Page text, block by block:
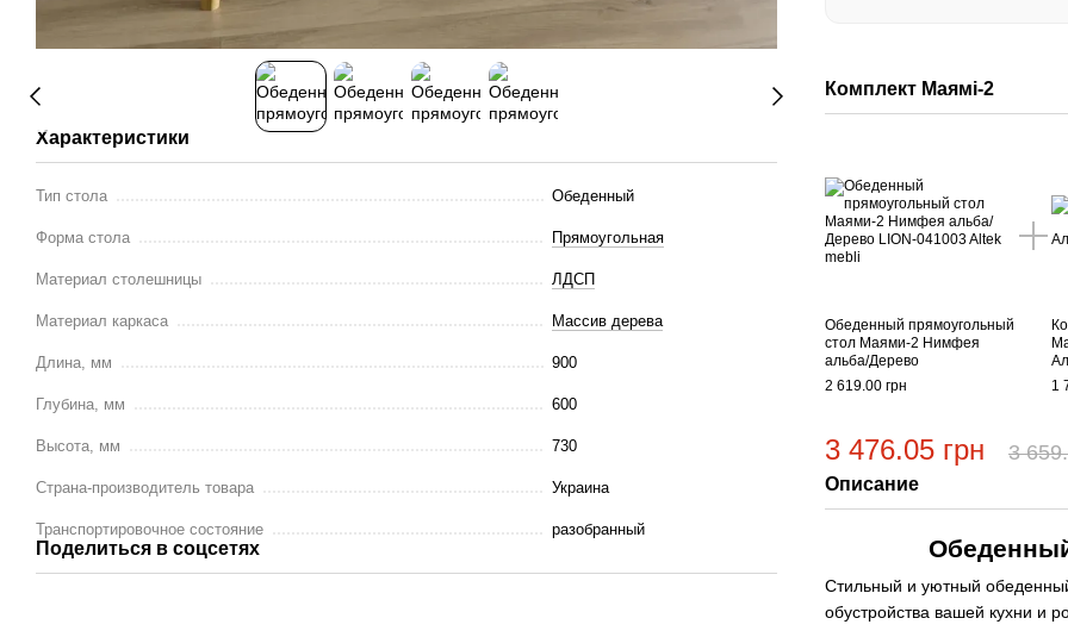
Характеристики
Тип стола Обеденный
Форма стола Прямоугольная
Материал столешницы ЛДСП
Материал каркаса Массив дерева
Длина, мм 900
Глубина, мм 600
Высота, мм 730
Страна-производитель товара Украина
Транспортировочное состояние разобранный
Поделиться в соцсетях
Комплект Маямі-2
Обеденный прямоугольный
стол Маями-2 Нимфея
альба/Дерево
2 619.00 грн
1
3 476.05 грн 3
Описание
Стильный и уютный
обустройства вашей кухни и